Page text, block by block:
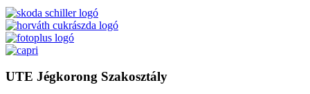
UTE Jégkorong Szakosztály